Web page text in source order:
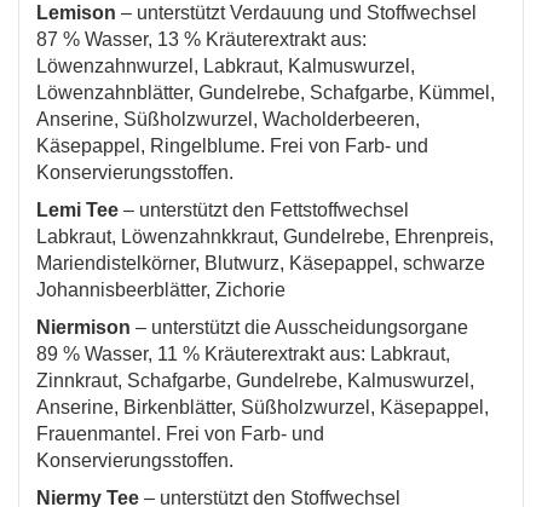
Lemison – unterstützt Verdauung und Stoffwechsel
87 % Wasser, 13 % Kräuterextrakt aus:
Löwenzahnwurzel, Labkraut, Kalmuswurzel,
Löwenzahnblätter, Gundelrebe, Schafgarbe, Kümmel,
Anserine, Süßholzwurzel, Wacholderbeeren,
Käsepappel, Ringelblume. Frei von Farb- und
Konservierungsstoffen.
Lemi Tee – unterstützt den Fettstoffwechsel
Labkraut, Löwenzahnkkraut, Gundelrebe, Ehrenpreis,
Mariendistelkörner, Blutwurz, Käsepappel, schwarze
Johannisbeerblätter, Zichorie
Niermison – unterstützt die Ausscheidungsorgane
89 % Wasser, 11 % Kräuterextrakt aus: Labkraut,
Zinnkraut, Schafgarbe, Gundelrebe, Kalmuswurzel,
Anserine, Birkenblätter, Süßholzwurzel, Käsepappel,
Frauenmantel. Frei von Farb- und
Konservierungsstoffen.
Niermy Tee – unterstützt den Stoffwechsel